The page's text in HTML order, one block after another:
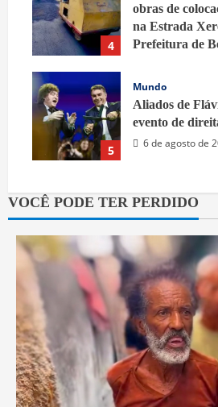
4
obras de
na Estrada
Prefeitura de
5
Mundo
Aliados de
evento de
6 de agosto de
VOCÊ PODE TER PERDIDO